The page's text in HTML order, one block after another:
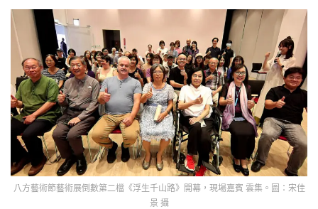
八方藝術節藝術展倒數第二檔《浮生千山路》開幕，現場嘉賓 雲集。圖：宋佳
景 攝